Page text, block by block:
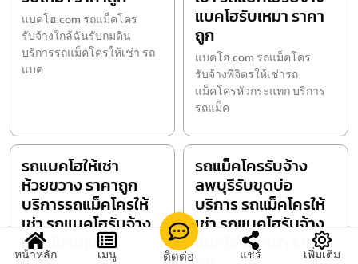
แบคโฮ.com รถแม็คโคร
รับจ้างใกล้ฉันรับถมดิน
บริการรถแม็คโครให้เช่า รถ
แบค
แบคโฮรับเหมา ราคา
ถูก
แบคโฮ.com รถแม็คโคร
รับจ้างพิจิตรให้เช่ารถ
แม็คโครหัวกระแทก บริการ
รถแม็ค
รถแบคโฮให้เช่า
ห้วยขวาง ราคาถูก
บริการรถแม็คโครให้
เช่า รถแบคโฮรับจ้าง
แบคโฮรับเหมา
รถแม็คโครรับจ้าง
ลพบุรีรับขุดบ่อ
บริการ รถแม็คโครให้
เช่า รถแบคโฮรับจ้าง
แบคโฮรับเหมา ราคา
หน้าหลัก เมนู ติดต่อ แชร์ เพิ่มเติม